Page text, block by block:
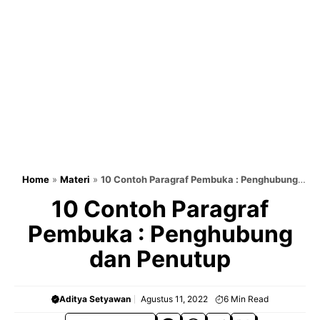
Home » Materi » 10 Contoh Paragraf Pembuka : Penghubung
10 Contoh Paragraf
Pembuka : Penghubung
dan Penutup
Aditya Setyawan Agustus 11, 2022 6 Min Read